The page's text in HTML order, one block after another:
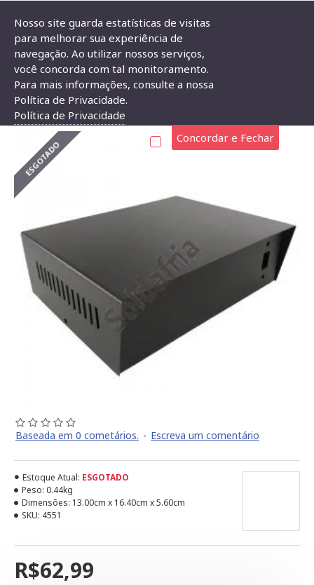
Caixa De Ferro CFP-51612 50X160X120mm
CAIXA DE FERRO CFP-51612 50X160X120MM
ESGOTADO
Baseada em 0 cometários. - Escreva um comentário
R$62,99
Estoque Atual: ESGOTADO
Peso: 0.44kg
Dimensões: 13.00cm x 16.40cm x 5.60cm
SKU: 4551
Nosso site guarda estatísticas de visitas
para melhorar sua experiência de
navegação. Ao utilizar nossos serviços,
você concorda com tal monitoramento.
Para mais informações, consulte a nossa
Política de Privacidade.
Política de Privacidade
Concordar e Fechar